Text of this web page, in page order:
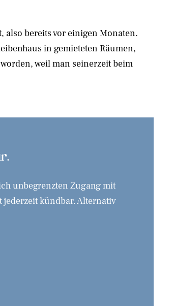
also bereits vor einigen Monaten.
in gemieteten Räumen,
weil man seinerzeit beim
unbegrenzten Zugang mit
jederzeit kündbar. Alternativ